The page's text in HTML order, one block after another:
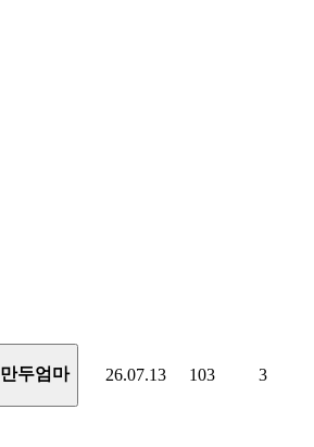
만두엄마 26.07.13 103 3